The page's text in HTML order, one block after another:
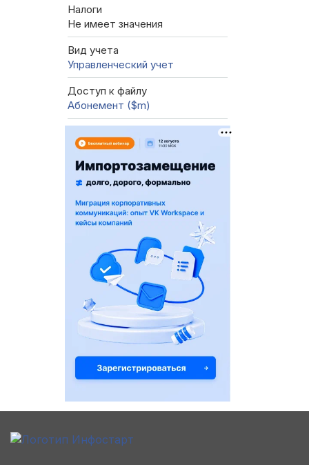
Налоги
Не имеет значения
Вид учета
Управленческий учет
Доступ к файлу
Абонемент ($m)